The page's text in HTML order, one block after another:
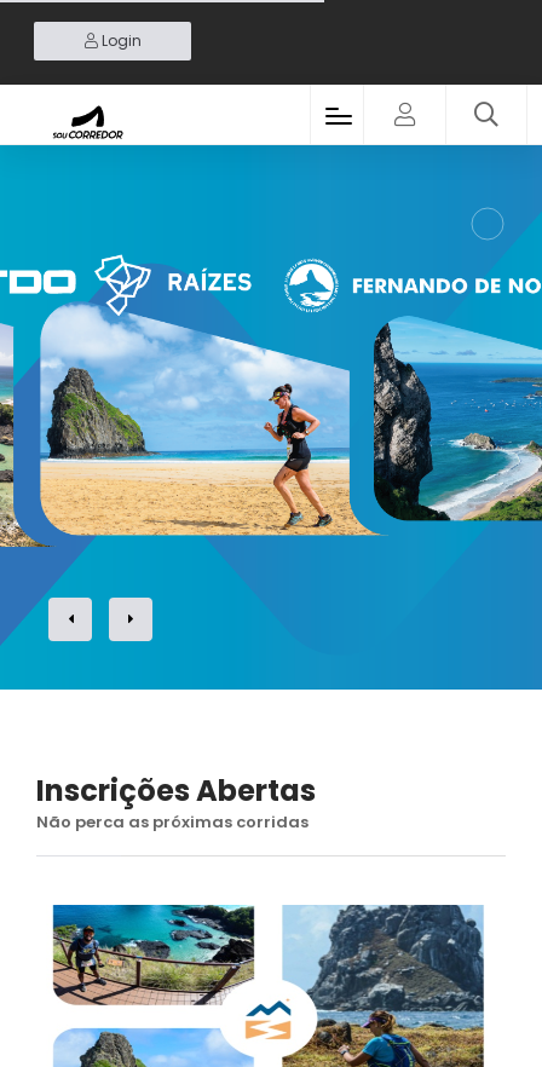
Login
Inscrições Abertas
Não perca as próximas corridas